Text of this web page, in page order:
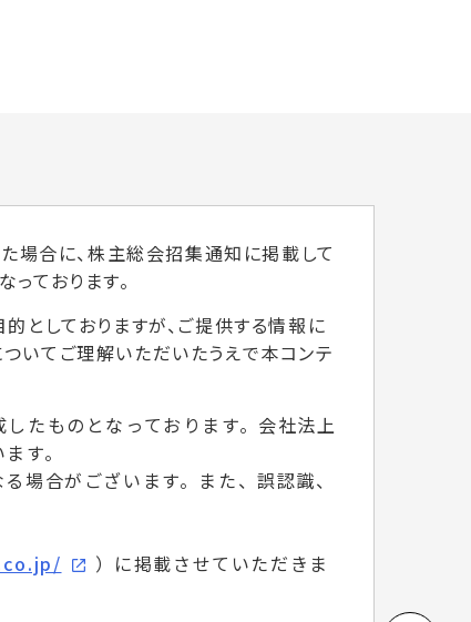
た場合に、株主総会招集通知に掲載して
ております。
としておりますが、ご提供する情報に
いてご理解いただいたうえで本コンテ
たものとなっております。会社法上
す。
場合がございます。また、誤認識、
）に掲載させていただきま